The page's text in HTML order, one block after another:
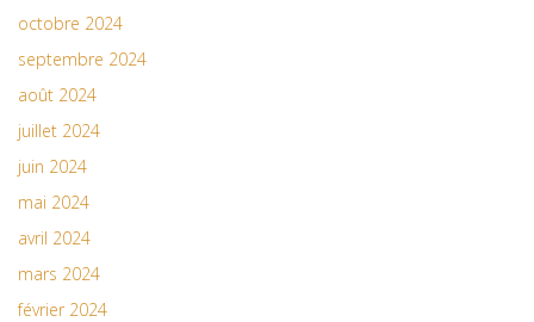
octobre 2024
septembre 2024
août 2024
juillet 2024
juin 2024
mai 2024
avril 2024
mars 2024
février 2024